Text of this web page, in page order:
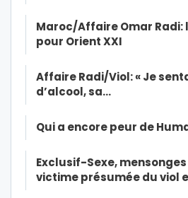
Maroc/Affaire Omar
pour Orient XXI
Affaire Radi/Viol: « Je
d’alcool, sa…
Qui a encore peur de
Exclusif-Sexe,
victime présumée du viol